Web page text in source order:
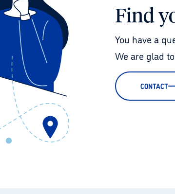
Find
You have a
We are glad
CONTACT